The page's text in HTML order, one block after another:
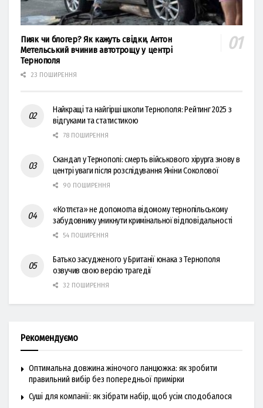
Пияк чи блогер? Як кажуть свідки, Антон
Метельський вчинив автотрощу у центрі
Тернополя
23 ПОШИРЕННЯ
Найкращі та найгірші школи Тернополя: Рейтинг 2025 з
відгуками та статистикою
78 ПОШИРЕННЯ
Скандал у Тернополі: смерть військового хірурга знову в
центрі уваги після розслідування Яніни Соколової
90 ПОШИРЕННЯ
«Котлєта» не допомогла відомому тернопільському
забудовнику уникнути кримінальної відповідальності
54 ПОШИРЕННЯ
Батько засудженого у Британії юнака з Тернополя
озвучив свою версію трагедії
32 ПОШИРЕННЯ
Рекомендуємо
Оптимальна довжина жіночого ланцюжка: як зробити
правильний вибір без попередньої примірки
Суші для компанії: як зібрати набір, щоб усім сподобалося